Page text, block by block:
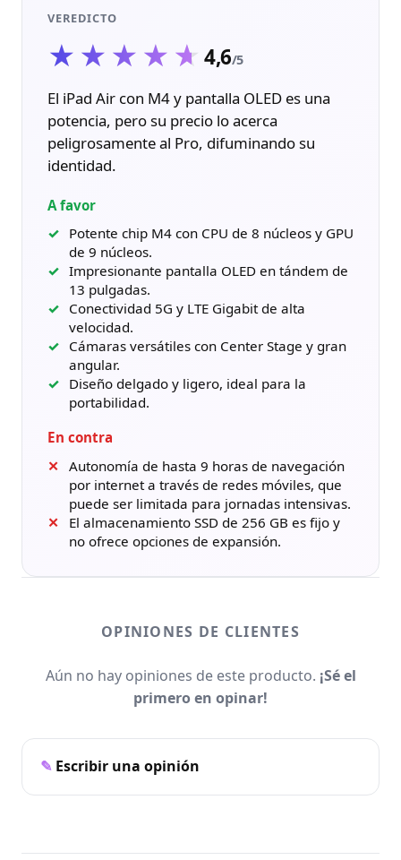
VEREDICTO
★★★★★
★★★★★4,6/5
El iPad Air con M4 y pantalla OLED es una
potencia, pero su precio lo acerca
peligrosamente al Pro, difuminando su
identidad.
A favor
Potente chip M4 con CPU de 8 núcleos y GPU
de 9 núcleos.
Impresionante pantalla OLED en tándem de
13 pulgadas.
Conectividad 5G y LTE Gigabit de alta
velocidad.
Cámaras versátiles con Center Stage y gran
angular.
Diseño delgado y ligero, ideal para la
portabilidad.
En contra
Autonomía de hasta 9 horas de navegación
por internet a través de redes móviles, que
puede ser limitada para jornadas intensivas.
El almacenamiento SSD de 256 GB es fijo y
no ofrece opciones de expansión.
OPINIONES DE CLIENTES
Aún no hay opiniones de este producto. ¡Sé el
primero en opinar!
Escribir una opinión